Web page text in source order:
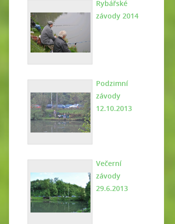
Rybářské
závody 2014
Podzimní
závody
12.10.2013
Večerní
závody
29.6.2013